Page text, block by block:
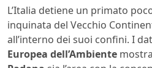
L’Italia detiene un primato
inquinata del Vecchio
all’interno dei suoi confini. I
Europea dell’Ambiente